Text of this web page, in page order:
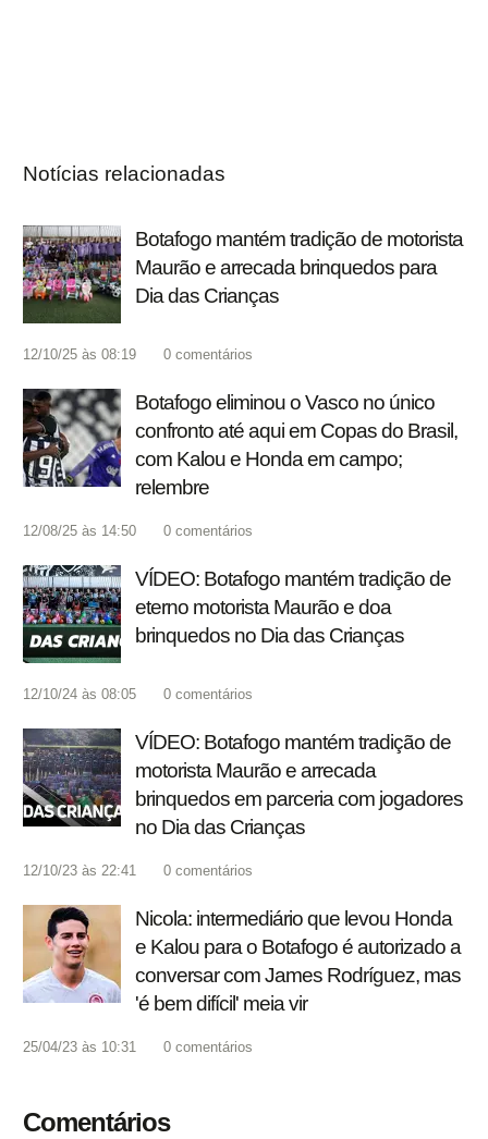
Notícias relacionadas
Botafogo mantém tradição de motorista
Maurão e arrecada brinquedos para
Dia das Crianças
12/10/25 às 08:19 0 comentários
Botafogo eliminou o Vasco no único
confronto até aqui em Copas do Brasil,
com Kalou e Honda em campo;
relembre
12/08/25 às 14:50 0 comentários
VÍDEO: Botafogo mantém tradição de
eterno motorista Maurão e doa
brinquedos no Dia das Crianças
12/10/24 às 08:05 0 comentários
VÍDEO: Botafogo mantém tradição de
motorista Maurão e arrecada
brinquedos em parceria com jogadores
no Dia das Crianças
12/10/23 às 22:41 0 comentários
Nicola: intermediário que levou Honda
e Kalou para o Botafogo é autorizado a
conversar com James Rodríguez, mas
'é bem difícil' meia vir
25/04/23 às 10:31 0 comentários
Comentários